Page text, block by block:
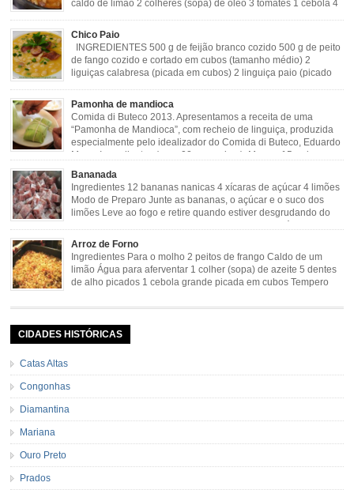
caldo de limão 2 colheres (sopa) de óleo 3 tomates 1 cebola 4
gosto Modo de Preparo: Lavar muito bem a dobradinha com limão. Deixar de
molho […]
Chico Paio
INGREDIENTES 500 g de feijão branco cozido 500 g de peito
de fango cozido e cortado em cubos (tamanho médio) 2
liguiças calabresa (picada em cubos) 2 linguiça paio (picado
verde 2 dentes de alho amassado 3 colheres de óleo 2 […]
Pamonha de mandioca
Comida di Buteco 2013. Apresentamos a receita de uma
“Pamonha de Mandioca”, com recheio de linguiça, produzida
especialmente pelo idealizador do Comida di Buteco, Eduardo
Maya. Ingredientes (para 02 pamonhas): Massa: 15gr de
cebola picadinha 100gr de mandioca crua ralada e espremida 1 colher café
de manteiga 35ml de leite Palha de milho verde 1 […]
Bananada
Ingredientes 12 bananas nanicas 4 xícaras de açúcar 4 limões
Modo de Preparo Junte as bananas, o açúcar e o suco dos
limões Leve ao fogo e retire quando estiver desgrudando do
fundo da panela Tempo de Preparo Dificuldade: Fácil Tempo
de Preparo: 40 minutos http://eusoumineirouaiso.com.br/culinaria-
mineira/bananada#tempo-de-preparo
Arroz de Forno
Ingredientes Para o molho 2 peitos de frango Caldo de um
limão Água para aferventar 1 colher (sopa) de azeite 5 dentes
de alho picados 1 cebola grande picada em cubos Tempero
pele e sem sementes 1 pitada de noz moscada Salsa e cebolinha Pimenta
CIDADES HISTÓRICAS
Catas Altas
Congonhas
Diamantina
Mariana
Ouro Preto
Prados